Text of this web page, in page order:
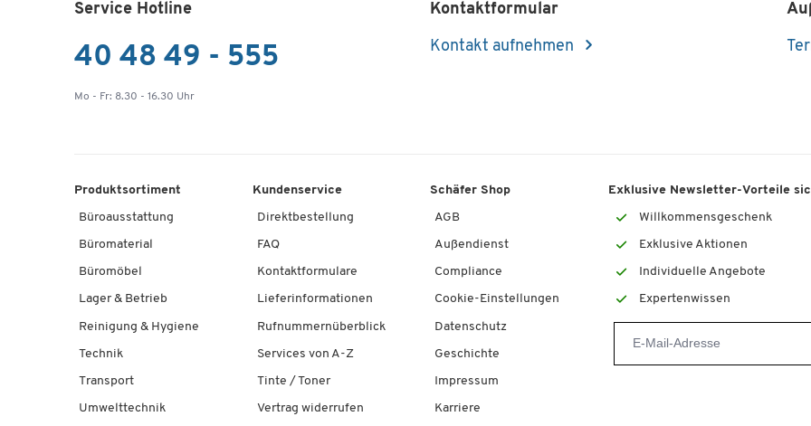
Service Hotline
40 48 49 - 555
Mo - Fr: 8.30 - 16.30 Uhr
Kontaktformular
Kontakt aufnehmen
Produktsortiment
Büroausstattung
Büromaterial
Büromöbel
Lager & Betrieb
Reinigung & Hygiene
Technik
Transport
Umwelttechnik
Kundenservice
Direktbestellung
FAQ
Kontaktformulare
Lieferinformationen
Rufnummernüberblick
Services von A-Z
Tinte / Toner
Vertrag widerrufen
Schäfer Shop
AGB
Außendienst
Compliance
Cookie-Einstellungen
Datenschutz
Geschichte
Impressum
Karriere
Exklusive Newsletter-Vorteile
Willkommensgeschenk
Exklusive Aktionen
Individuelle Angebote
Expertenwissen